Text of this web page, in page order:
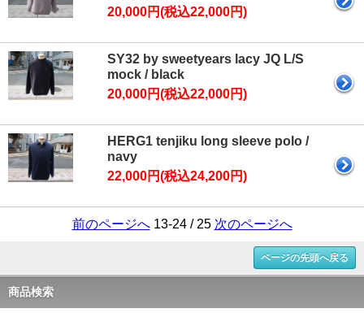
20,000円(税込22,000円)
SY32 by sweetyears lacy JQ L/S
mock / black
20,000円(税込22,000円)
HERG1 tenjiku long sleeve polo /
navy
22,000円(税込24,200円)
前のページへ13-24 / 25 次のページへ
ページの先頭へ戻る
商品検索